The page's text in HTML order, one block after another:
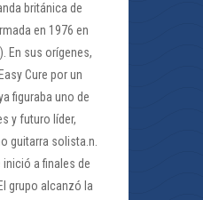
británica de
en 1976 en
En sus orígenes,
Cure por un
figuraba uno de
y futuro líder,
guitarra solista.n.
a finales de
grupo alcanzó la